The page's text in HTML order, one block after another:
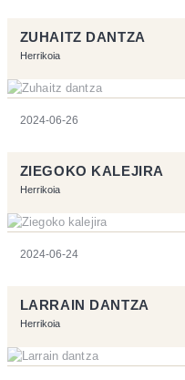
ZUHAITZ DANTZA
Herrikoia
2024-06-26
ZIEGOKO KALEJIRA
Herrikoia
2024-06-24
LARRAIN DANTZA
Herrikoia